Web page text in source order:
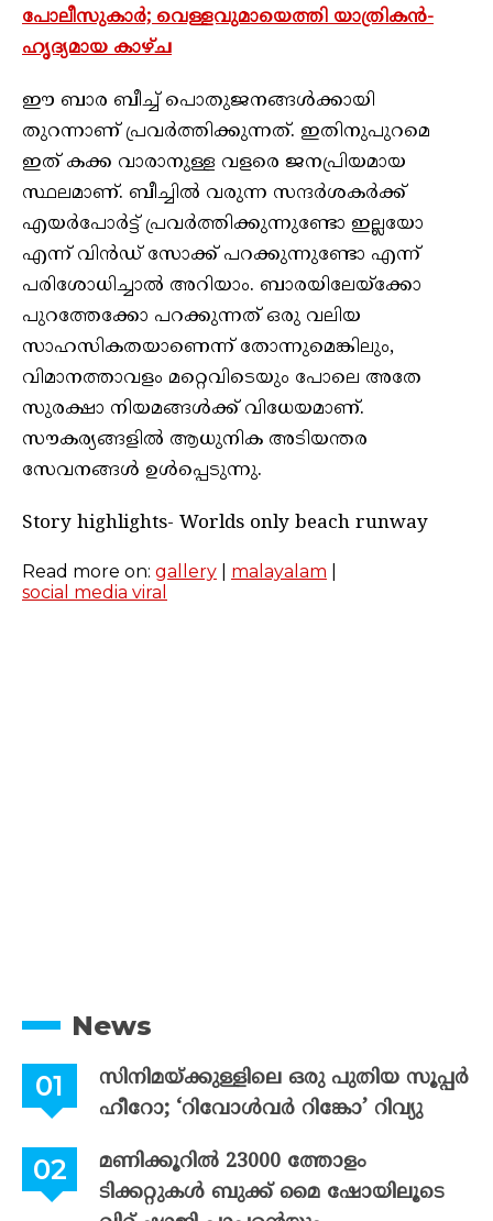
പോലീസുകാർ; വെള്ളവുമായെത്തി യാത്രികൻ-
ഹൃദ്യമായ കാഴ്ച
ഈ ബാര ബീച്ച് പൊതുജനങ്ങൾക്കായി
തുറന്നാണ് പ്രവർത്തിക്കുന്നത്. ഇതിനുപുറമെ
ഇത് കക്ക വാരാനുള്ള വളരെ ജനപ്രിയമായ
സ്ഥലമാണ്. ബീച്ചിൽ വരുന്ന സന്ദർശകർക്ക്
എയർപോർട്ട് പ്രവർത്തിക്കുന്നുണ്ടോ ഇല്ലയോ
എന്ന് വിൻഡ് സോക്ക് പറക്കുന്നുണ്ടോ എന്ന്
പരിശോധിച്ചാൽ അറിയാം. ബാരയിലേയ്‌ക്കോ
പുറത്തേക്കോ പറക്കുന്നത് ഒരു വലിയ
സാഹസികതയാണെന്ന് തോന്നുമെങ്കിലും,
വിമാനത്താവളം മറ്റെവിടെയും പോലെ അതേ
സുരക്ഷാ നിയമങ്ങൾക്ക് വിധേയമാണ്.
സൗകര്യങ്ങളിൽ ആധുനിക അടിയന്തര
സേവനങ്ങൾ ഉൾപ്പെടുന്നു.
Story highlights- Worlds only beach runway
Read more on: gallery malayalam
social media viral
News
സിനിമയ്ക്കുള്ളിലെ ഒരു പുതിയ സൂപ്പർ
ഹീറോ; ‘റിവോൾവർ റിങ്കോ’ റിവ്യു
മണിക്കൂറിൽ 23000 ത്തോളം
ടിക്കറ്റുകൾ ബുക്ക് മൈ ഷോയിലൂടെ